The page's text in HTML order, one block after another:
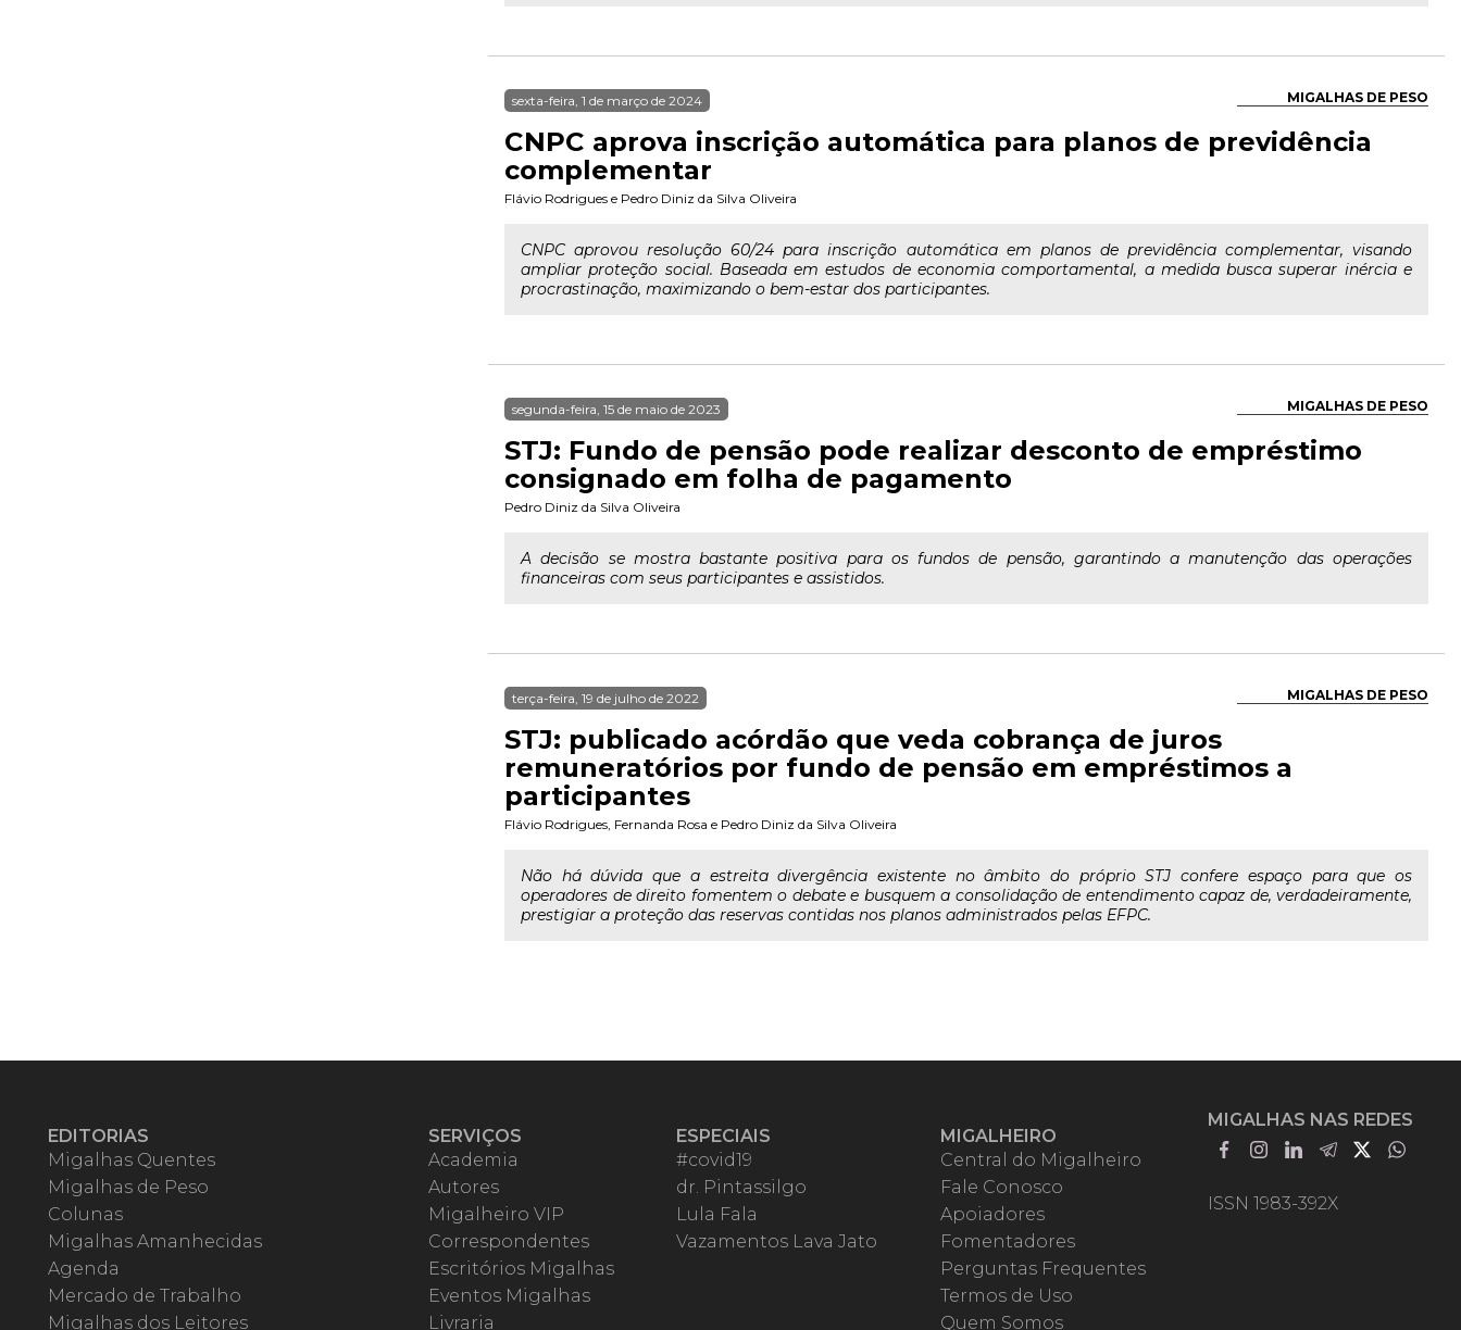
MIGALHAS DE PESO
sexta-feira, 1 de março de 2024
CNPC aprova inscrição automática para planos de previdência
complementar
Flávio Rodrigues e Pedro Diniz da Silva Oliveira
CNPC aprovou resolução 60/24 para inscrição automática em planos de previdência complementar, visando
ampliar proteção social. Baseada em estudos de economia comportamental, a medida busca superar inércia e
procrastinação, maximizando o bem-estar dos participantes.
MIGALHAS DE PESO
segunda-feira, 15 de maio de 2023
STJ: Fundo de pensão pode realizar desconto de empréstimo
consignado em folha de pagamento
Pedro Diniz da Silva Oliveira
A decisão se mostra bastante positiva para os fundos de pensão, garantindo a manutenção das operações
financeiras com seus participantes e assistidos.
MIGALHAS DE PESO
terça-feira, 19 de julho de 2022
STJ: publicado acórdão que veda cobrança de juros
remuneratórios por fundo de pensão em empréstimos a
participantes
Flávio Rodrigues, Fernanda Rosa e Pedro Diniz da Silva Oliveira
Não há dúvida que a estreita divergência existente no âmbito do próprio STJ confere espaço para que os
operadores de direito fomentem o debate e busquem a consolidação de entendimento capaz de, verdadeiramente,
prestigiar a proteção das reservas contidas nos planos administrados pelas EFPC.
EDITORIAS
Migalhas Quentes
Migalhas de Peso
Colunas
Migalhas Amanhecidas
Agenda
Mercado de Trabalho
Migalhas dos Leitores
SERVIÇOS
Academia
Autores
Migalheiro VIP
Correspondentes
Escritórios Migalhas
Eventos Migalhas
Livraria
ESPECIAIS
#covid19
dr. Pintassilgo
Lula Fala
Vazamentos Lava Jato
MIGALHEIRO
Central do Migalheiro
Fale Conosco
Apoiadores
Fomentadores
Perguntas Frequentes
Termos de Uso
Quem Somos
MIGALHAS NAS REDES
ISSN 1983-392X